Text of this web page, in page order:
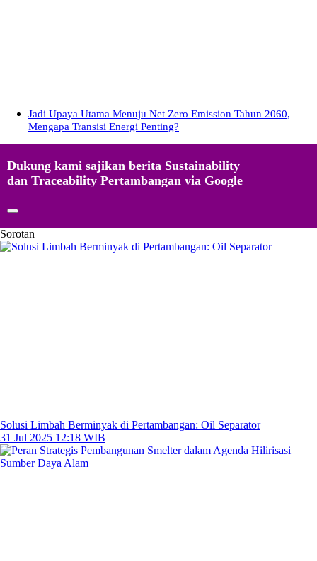
Jadi Upaya Utama Menuju Net Zero Emission Tahun 2060,
Mengapa Transisi Energi Penting?
Dukung kami sajikan berita Sustainability
dan Traceability Pertambangan via Google
Sorotan
Solusi Limbah Berminyak di Pertambangan: Oil Separator
31 Jul 2025 12:18 WIB